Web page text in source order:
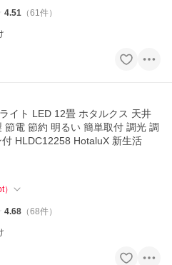
4.51（61件）
イト LED 12畳 ホタルクス 天井
節電 節約 明るい 簡単取付 調光 調
HLDC12258 HotaluX 新生活
）
4.68（68件）